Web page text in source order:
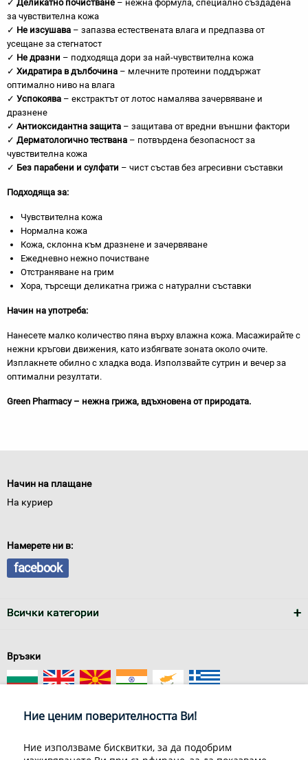
✓ Деликатно почистване – нежна формула, специално създадена
за чувствителна кожа
✓ Не изсушава – запазва естествената влага и предпазва от
усещане за стегнатост
✓ Не дразни – подходяща дори за най-чувствителна кожа
✓ Хидратира в дълбочина – млечните протеини поддържат
оптимално ниво на влага
✓ Успокоява – екстрактът от лотос намалява зачервяване и
дразнене
✓ Антиоксидантна защита – защитава от вредни външни фактори
✓ Дерматологично тествана – потвърдена безопасност за
чувствителна кожа
✓ Без парабени и сулфати – чист състав без агресивни съставки
Подходяща за:
Чувствителна кожа
Нормална кожа
Кожа, склонна към дразнене и зачервяване
Ежедневно нежно почистване
Отстраняване на грим
Хора, търсещи деликатна грижа с натурални съставки
Начин на употреба:
Нанесете малко количество пяна върху влажна кожа. Масажирайте с
нежни кръгови движения, като избягвате зоната около очите.
Изплакнете обилно с хладка вода. Използвайте сутрин и вечер за
оптимални резултати.
Green Pharmacy – нежна грижа, вдъхновена от природата.
Начин на плащане
На куриер
Намерете ни в:
facebook
Всички категории
Връзки
Ние ценим поверителността Ви!
Ние използваме бисквитки, за да подобрим